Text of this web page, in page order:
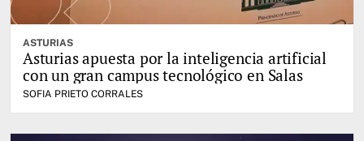
ASTURIAS
Asturias apuesta por la inteligencia artificial
con un gran campus tecnológico en Salas
SOFIA PRIETO CORRALES